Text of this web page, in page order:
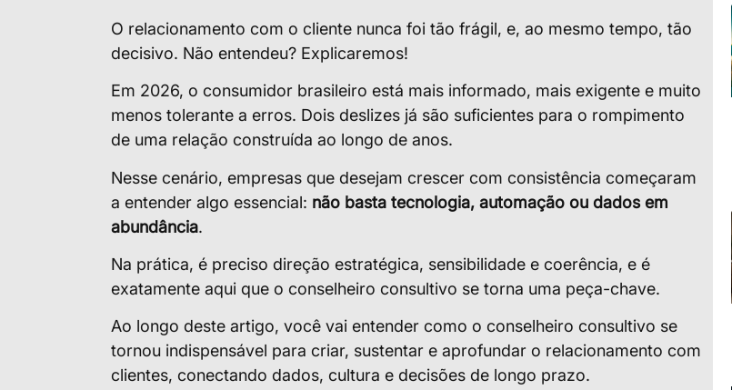
O relacionamento com o cliente nunca foi tão frágil, e, ao mesmo tempo, tão
decisivo. Não entendeu? Explicaremos!
Em 2026, o consumidor brasileiro está mais informado, mais exigente e muito
menos tolerante a erros. Dois deslizes já são suficientes para o rompimento
de uma relação construída ao longo de anos.
Nesse cenário, empresas que desejam crescer com consistência começaram
a entender algo essencial: não basta tecnologia, automação ou dados em
abundância.
Na prática, é preciso direção estratégica, sensibilidade e coerência, e é
exatamente aqui que o conselheiro consultivo se torna uma peça-chave.
Ao longo deste artigo, você vai entender como o conselheiro consultivo se
tornou indispensável para criar, sustentar e aprofundar o relacionamento com
clientes, conectando dados, cultura e decisões de longo prazo.